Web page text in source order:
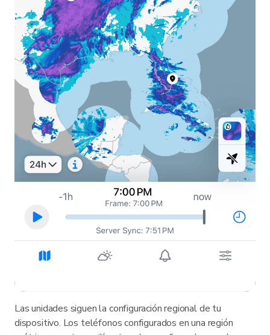
Las unidades siguen la configuración regional de tu
dispositivo. Los teléfonos configurados en una región